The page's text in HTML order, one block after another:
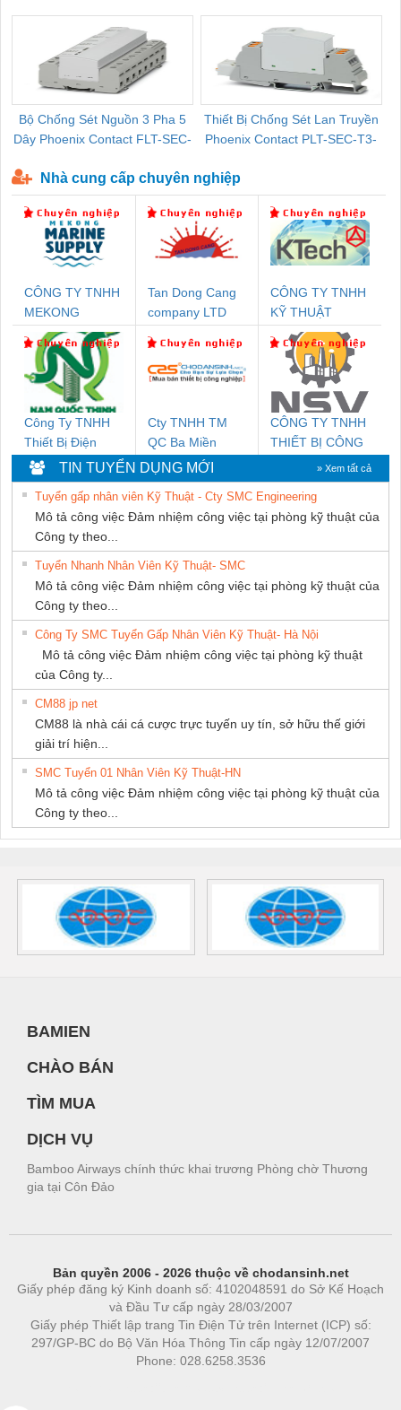
Bộ Chống Sét Nguồn 3 Pha 5
Dây Phoenix Contact FLT-SEC-
Thiết Bị Chống Sét Lan Truyền
Phoenix Contact PLT-SEC-T3-
Nhà cung cấp chuyên nghiệp
CÔNG TY TNHH
MEKONG
MARINE SUPPLY
Tan Dong Cang
company LTD
CÔNG TY TNHH
KỸ THUẬT
KTECH VIỆT
NAM
Công Ty TNHH
Thiết Bị Điện
Nam Quốc Thịnh
Cty TNHH TM
QC Ba Miền
CÔNG TY TNHH
THIẾT BỊ CÔNG
NGHIỆP NIHON
SETSUBI VIỆT
NAM
TIN TUYỂN DỤNG MỚI » Xem tất cả
Tuyển gấp nhân viên Kỹ Thuật - Cty SMC Engineering
Mô tả công việc Đảm nhiệm công việc tại phòng kỹ thuật của
Công ty theo...
Tuyển Nhanh Nhân Viên Kỹ Thuật- SMC
Mô tả công việc Đảm nhiệm công việc tại phòng kỹ thuật của
Công ty theo...
Công Ty SMC Tuyển Gấp Nhân Viên Kỹ Thuật- Hà Nội
Mô tả công việc Đảm nhiệm công việc tại phòng kỹ thuật
của Công ty...
CM88 jp net
CM88 là nhà cái cá cược trực tuyến uy tín, sở hữu thế giới
giải trí hiện...
SMC Tuyển 01 Nhân Viên Kỹ Thuật-HN
Mô tả công việc Đảm nhiệm công việc tại phòng kỹ thuật của
Công ty theo...
BAMIEN
CHÀO BÁN
TÌM MUA
DỊCH VỤ
Bamboo Airways chính thức khai trương Phòng chờ Thương
gia tại Côn Đảo
Bản quyền 2006 - 2026 thuộc về chodansinh.net
Giấy phép đăng ký Kinh doanh số: 4102048591 do Sở Kế Hoạch
và Đầu Tư cấp ngày 28/03/2007
Giấy phép Thiết lập trang Tin Điện Tử trên Internet (ICP) số:
297/GP-BC do Bộ Văn Hóa Thông Tin cấp ngày 12/07/2007
Phone: 028.6258.3536